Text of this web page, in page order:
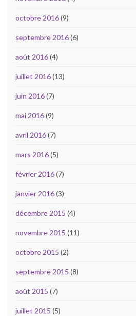
octobre 2016(9)
septembre 2016(6)
août 2016(4)
juillet 2016(13)
juin 2016(7)
mai 2016(9)
avril 2016(7)
mars 2016(5)
février 2016(7)
janvier 2016(3)
décembre 2015 (4)
novembre 2015 (11)
octobre 2015 (2)
septembre 2015 (8)
août 2015 (7)
juillet 2015 (5)